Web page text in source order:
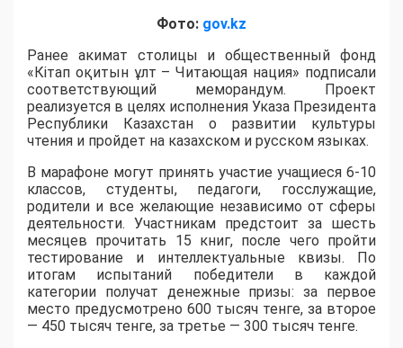
Фото: gov.kz
Ранее акимат столицы и общественный фонд
«Кітап оқитын ұлт – Читающая нация» подписали
соответствующий меморандум. Проект
реализуется в целях исполнения Указа Президента
Республики Казахстан о развитии культуры
чтения и пройдет на казахском и русском языках.
В марафоне могут принять участие учащиеся 6-10
классов, студенты, педагоги, госслужащие,
родители и все желающие независимо от сферы
деятельности. Участникам предстоит за шесть
месяцев прочитать 15 книг, после чего пройти
тестирование и интеллектуальные квизы. По
итогам испытаний победители в каждой
категории получат денежные призы: за первое
место предусмотрено 600 тысяч тенге, за второе
— 450 тысяч тенге, за третье — 300 тысяч тенге.